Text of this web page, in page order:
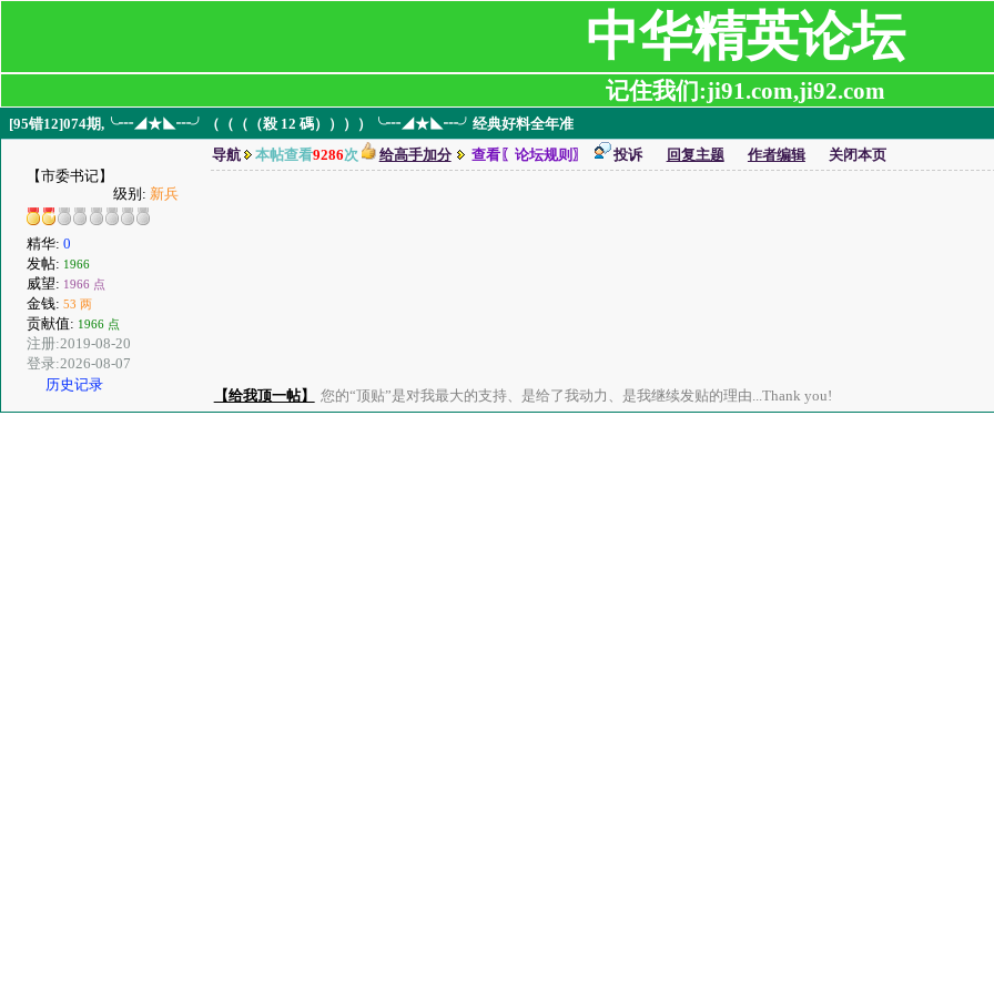
中华精英论坛
记住我们:ji91.com,ji92.com
[95错12]074期,╰┅◢★◣┅╯（（（（殺 12 碼））））╰┅◢★◣┅╯经典好料全年准
【市委书记】
级别: 新兵
精华: 0
发帖: 1966
威望: 1966 点
金钱: 53 两
贡献值: 1966 点
注册:2019-08-20
登录:2026-08-07
历史记录
导航 本帖查看9286次 给高手加分 查看〖论坛规则〗 投诉 回复主题 作者编辑 关闭本页
【给我顶一帖】 您的“顶贴”是对我最大的支持、是给了我动力、是我继续发贴的理由...Thank you!